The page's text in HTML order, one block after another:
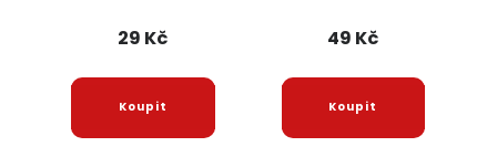
29 Kč
JIPOS
49 Kč